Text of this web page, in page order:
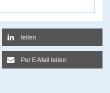
teilen
Per E-Mail teilen